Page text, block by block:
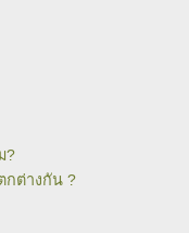
?
กต่างกัน ?